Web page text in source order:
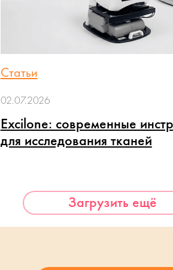
Статьи
02.07.2026
Excilone: современные
для исследования тканей
Загрузить ещё